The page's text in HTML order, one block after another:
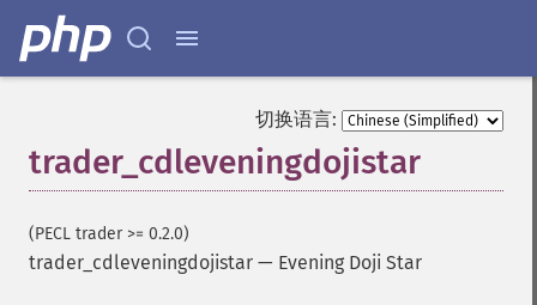
切换语言:
trader_cdleveningdojistar
(PECL trader >= 0.2.0)
trader_cdleveningdojistar — Evening Doji Star